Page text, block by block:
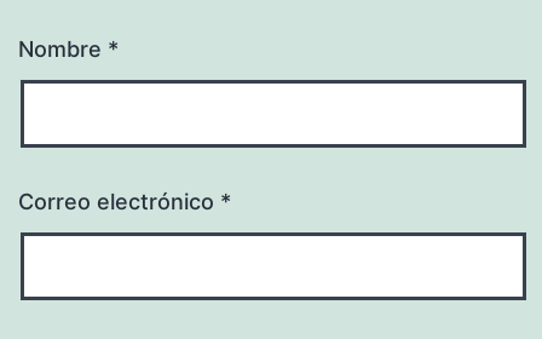
Nombre *
Correo electrónico *